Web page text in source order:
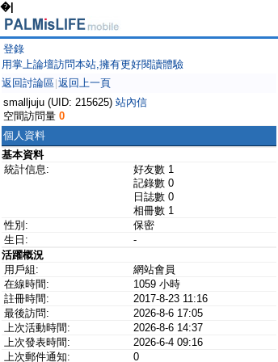
�|
登錄
用掌上論壇訪問本站,擁有更好閱讀體驗
返回討論區 返回上一頁
smalljuju (UID: 215625) 站內信
空間訪問量 0
個人資料
基本資料
統計信息:
好友數 1
記錄數 0
日誌數 0
相冊數 1
性別:
保密
生日:
-
活躍概況
用戶組:
網站會員
在線時間:
1059 小時
註冊時間:
2017-8-23 11:16
最後訪問:
2026-8-6 17:05
上次活動時間:
2026-8-6 14:37
上次發表時間:
2026-6-4 09:16
上次郵件通知:
0